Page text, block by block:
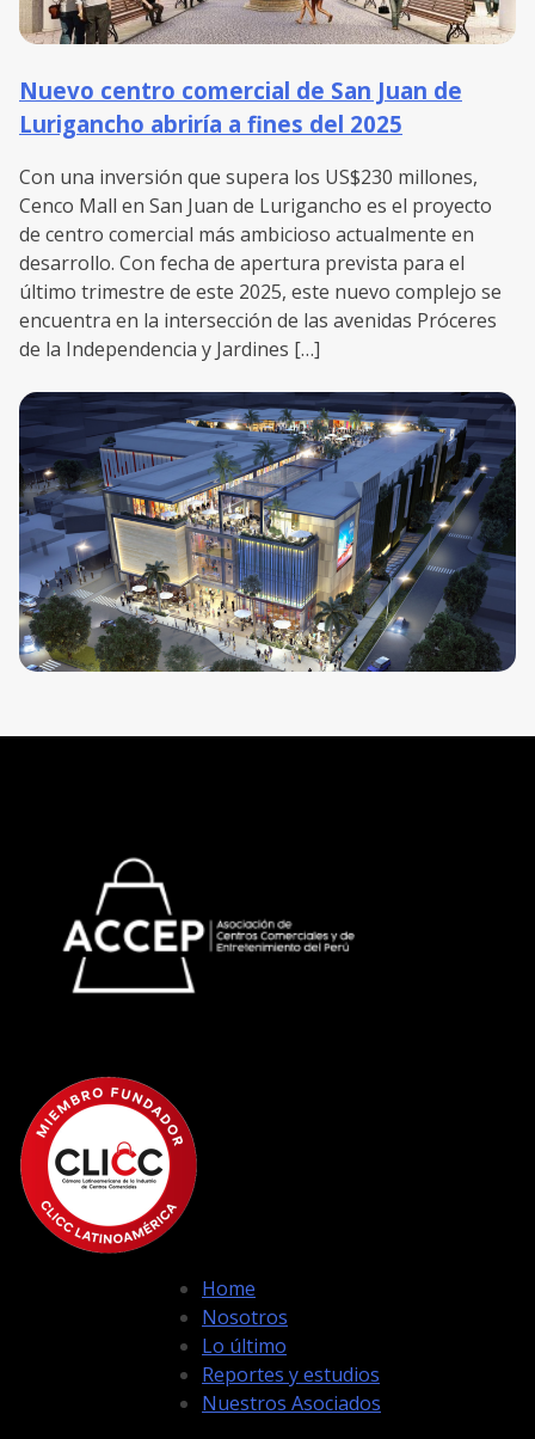
Nuevo centro comercial de San Juan de
Lurigancho abriría a fines del 2025
Con una inversión que supera los US$230 millones,
Cenco Mall en San Juan de Lurigancho es el proyecto
de centro comercial más ambicioso actualmente en
desarrollo. Con fecha de apertura prevista para el
último trimestre de este 2025, este nuevo complejo se
encuentra en la intersección de las avenidas Próceres
de la Independencia y Jardines […]
Home
Nosotros
Lo último
Reportes y estudios
Nuestros Asociados